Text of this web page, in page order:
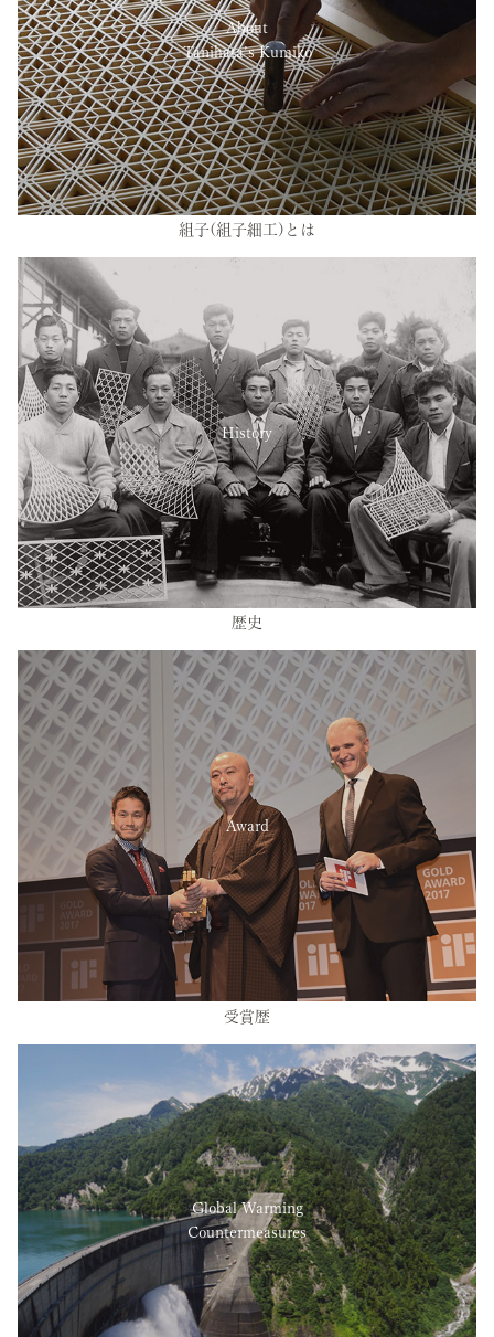
About
Tanihata’s Kumiko
組子(組子細工)とは
History
歴史
Award
受賞歴
Global Warming
Countermeasures